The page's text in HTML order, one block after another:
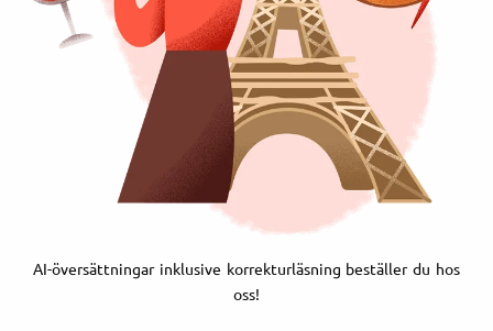
AI-översättningar inklusive korrekturläsning beställer du hos
oss!